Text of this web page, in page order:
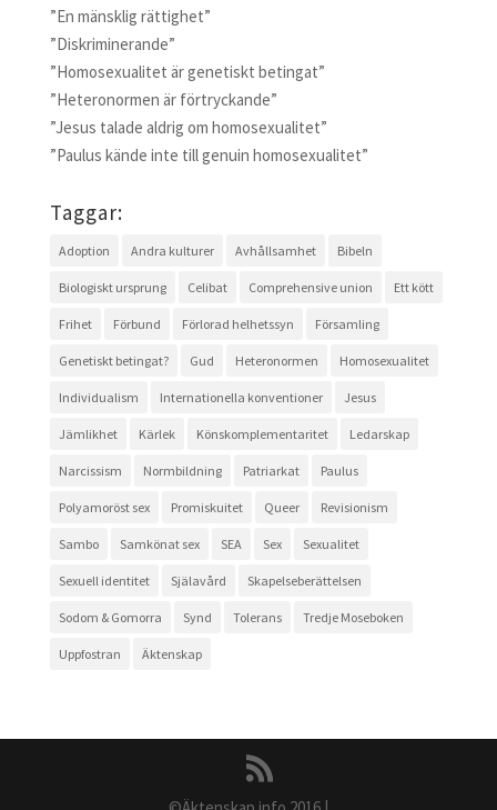
”En mänsklig rättighet”
”Diskriminerande”
”Homosexualitet är genetiskt betingat”
”Heteronormen är förtryckande”
”Jesus talade aldrig om homosexualitet”
”Paulus kände inte till genuin homosexualitet”
Taggar:
Adoption Andra kulturer Avhållsamhet Bibeln
Biologiskt ursprung Celibat Comprehensive union Ett kött
Frihet Förbund Förlorad helhetssyn Församling
Genetiskt betingat? Gud Heteronormen Homosexualitet
Individualism Internationella konventioner Jesus
Jämlikhet Kärlek Könskomplementaritet Ledarskap
Narcissism Normbildning Patriarkat Paulus
Polyamoröst sex Promiskuitet Queer Revisionism
Sambo Samkönat sex SEA Sex Sexualitet
Sexuell identitet Själavård Skapelseberättelsen
Sodom & Gomorra Synd Tolerans Tredje Moseboken
Uppfostran Äktenskap